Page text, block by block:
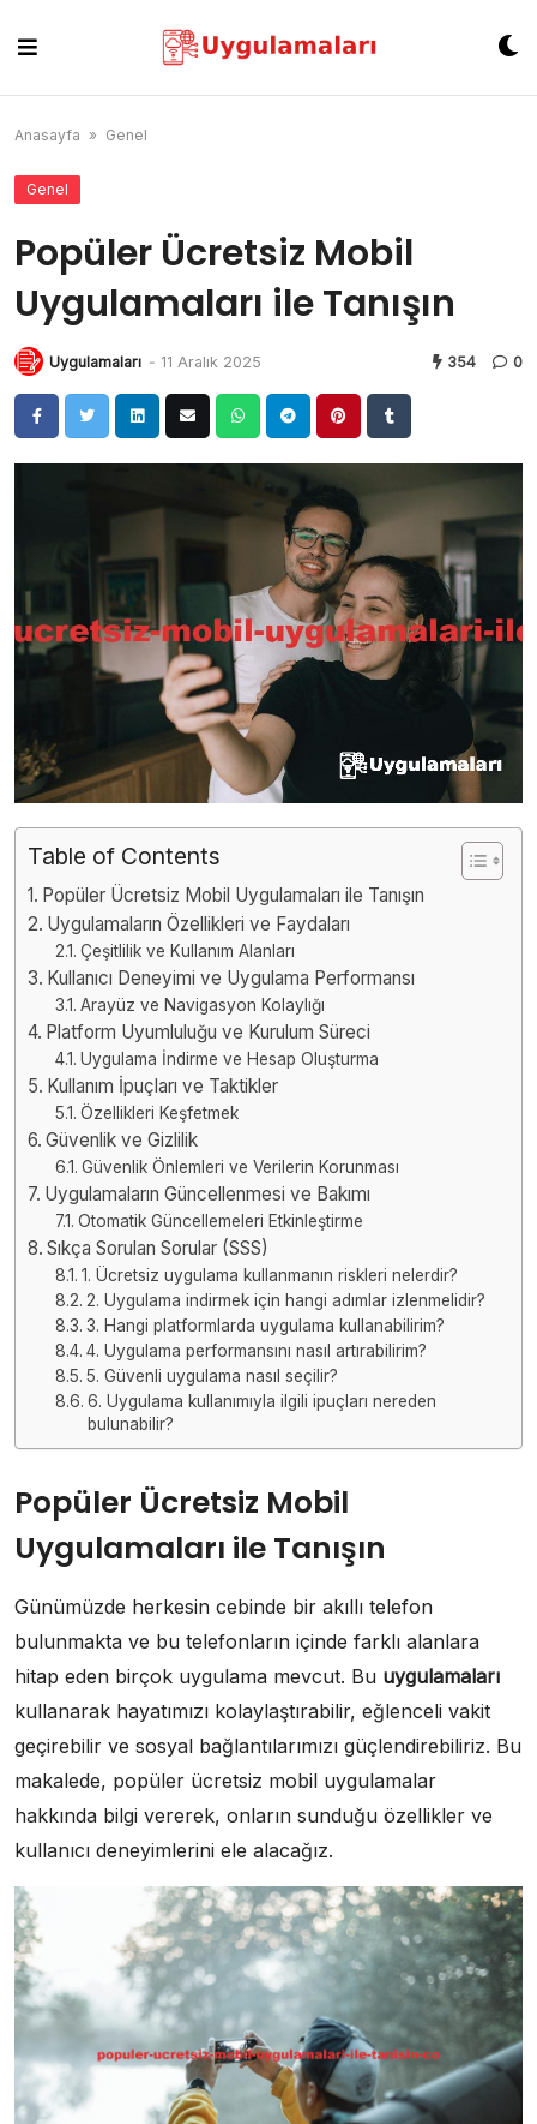
content
Anasayfa » Genel
Genel
Popüler Ücretsiz Mobil
Uygulamaları ile Tanışın
Uygulamaları - 11 Aralık 2025 354 0
Table of Contents
Popüler Ücretsiz Mobil Uygulamaları ile Tanışın
Uygulamaların Özellikleri ve Faydaları
Çeşitlilik ve Kullanım Alanları
Kullanıcı Deneyimi ve Uygulama Performansı
Arayüz ve Navigasyon Kolaylığı
Platform Uyumluluğu ve Kurulum Süreci
Uygulama İndirme ve Hesap Oluşturma
Kullanım İpuçları ve Taktikler
Özellikleri Keşfetmek
Güvenlik ve Gizlilik
Güvenlik Önlemleri ve Verilerin Korunması
Uygulamaların Güncellenmesi ve Bakımı
Otomatik Güncellemeleri Etkinleştirme
Sıkça Sorulan Sorular (SSS)
1. Ücretsiz uygulama kullanmanın riskleri nelerdir?
2. Uygulama indirmek için hangi adımlar izlenmelidir?
3. Hangi platformlarda uygulama kullanabilirim?
4. Uygulama performansını nasıl artırabilirim?
5. Güvenli uygulama nasıl seçilir?
6. Uygulama kullanımıyla ilgili ipuçları nereden
bulunabilir?
Popüler Ücretsiz Mobil
Uygulamaları ile Tanışın
Günümüzde herkesin cebinde bir akıllı telefon
bulunmakta ve bu telefonların içinde farklı alanlara
hitap eden birçok uygulama mevcut. Bu uygulamaları
kullanarak hayatımızı kolaylaştırabilir, eğlenceli vakit
geçirebilir ve sosyal bağlantılarımızı güçlendirebiliriz. Bu
makalede, popüler ücretsiz mobil uygulamalar
hakkında bilgi vererek, onların sunduğu özellikler ve
kullanıcı deneyimlerini ele alacağız.